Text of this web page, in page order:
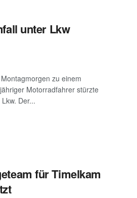
unter Lkw
zu einem
Motorradfahrer stürzte
Der...
für Timelkam